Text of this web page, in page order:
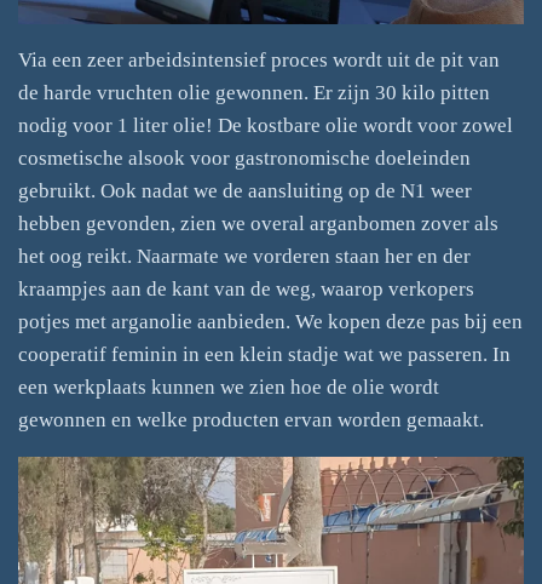
Via een zeer arbeidsintensief proces wordt uit de pit van
de harde vruchten olie gewonnen. Er zijn 30 kilo pitten
nodig voor 1 liter olie! De kostbare olie wordt voor zowel
cosmetische alsook voor gastronomische doeleinden
gebruikt. Ook nadat we de aansluiting op de N1 weer
hebben gevonden, zien we overal arganbomen zover als
het oog reikt. Naarmate we vorderen staan her en der
kraampjes aan de kant van de weg, waarop verkopers
potjes met arganolie aanbieden. We kopen deze pas bij een
cooperatif feminin in een klein stadje wat we passeren. In
een werkplaats kunnen we zien hoe de olie wordt
gewonnen en welke producten ervan worden gemaakt.